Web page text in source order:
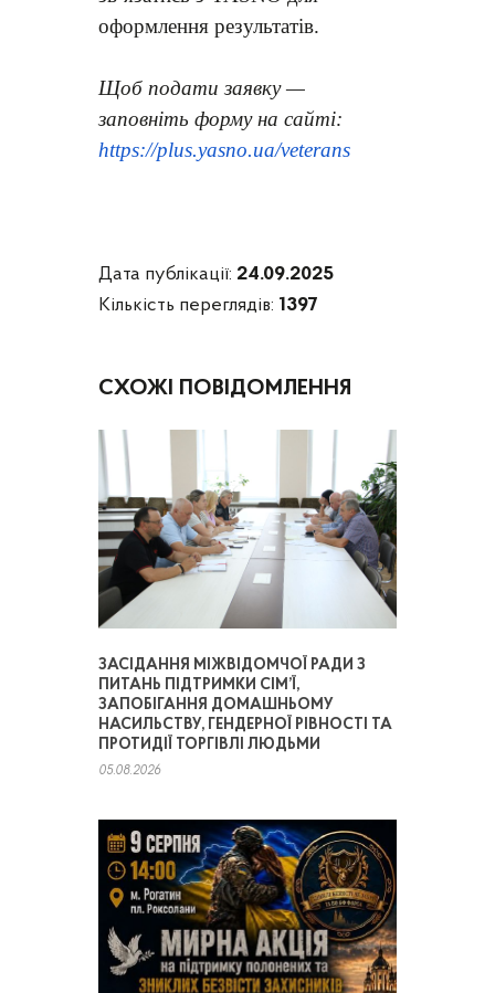
оформлення результатів.
Щоб подати заявку —
заповніть форму на сайті:
https://plus.yasno.ua/veterans
Дата публікації: 24.09.2025
Кількість переглядів: 1397
СХОЖІ ПОВІДОМЛЕННЯ
ЗАСІДАННЯ МІЖВІДОМЧОЇ РАДИ З
ПИТАНЬ ПІДТРИМКИ СІМ’Ї,
ЗАПОБІГАННЯ ДОМАШНЬОМУ
НАСИЛЬСТВУ, ГЕНДЕРНОЇ РІВНОСТІ ТА
ПРОТИДІЇ ТОРГІВЛІ ЛЮДЬМИ
05.08.2026